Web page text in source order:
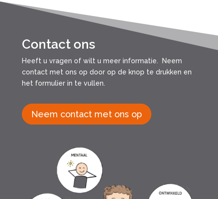
Contact ons
Heeft u vragen of wilt u meer informatie. Neem
contact met ons op door op de knop te drukken en
het formulier in te vullen.
Neem contact met ons op